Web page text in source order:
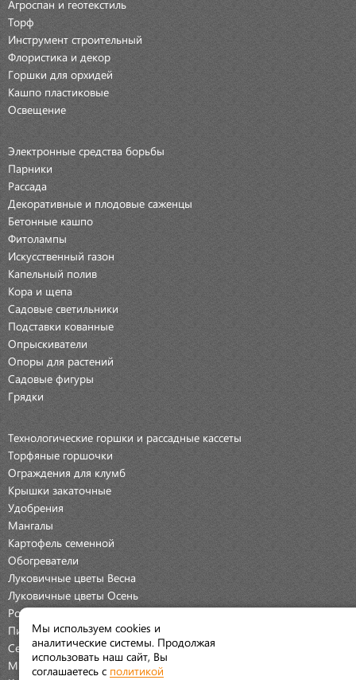
Агроспан и геотекстиль
Торф
Инструмент строительный
Флористика и декор
Горшки для орхидей
Кашпо пластиковые
Освещение
Электронные средства борьбы
Парники
Рассада
Декоративные и плодовые саженцы
Бетонные кашпо
Фитолампы
Искусственный газон
Капельный полив
Кора и щепа
Садовые светильники
Подставки кованные
Опрыскиватели
Опоры для растений
Садовые фигуры
Грядки
Технологические горшки и рассадные кассеты
Торфяные горшочки
Ограждения для клумб
Крышки закаточные
Удобрения
Мангалы
Картофель семенной
Обогреватели
Луковичные цветы Весна
Луковичные цветы Осень
Розы
Пионы
Семена Овощей
Мраморная крошка
Мы используем cookies и
аналитические системы. Продолжая
использовать наш сайт, Вы
соглашаетесь с политикой